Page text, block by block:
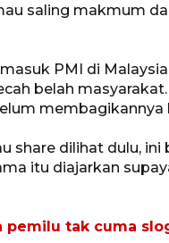
saling makmum
PMI di
belah
membagikannya
share dilihat dulu, ini
itu diajarkan
pemilu tak cuma